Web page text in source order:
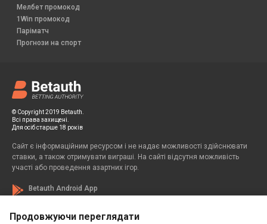
Продовжуючи переглядати
© Copyright 2019 Betauth.
Всі права захищені.
Для осіб старше 18 років
Сайт є інформаційним ресурсом і не надає можливості здійснювати
ставки, а також отримувати виграші. На сайті відсутня можливість
участі або проведення азартних ігор.
Betauth Android App
Мелбет промокод
1Win промокод
Паріматч
Прогнози на спорт